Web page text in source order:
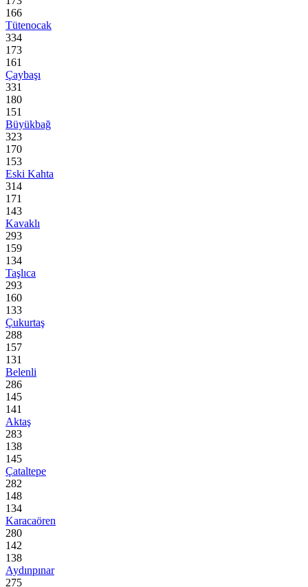
166
Tütenocak
334
173
161
Çaybaşı
331
180
151
Büyükbağ
323
170
153
Eski Kahta
314
171
143
Kavaklı
293
159
134
Taşlıca
293
160
133
Çukurtaş
288
157
131
Belenli
286
145
141
Aktaş
283
138
145
Çataltepe
282
148
134
Karacaören
280
142
138
Aydınpınar
275